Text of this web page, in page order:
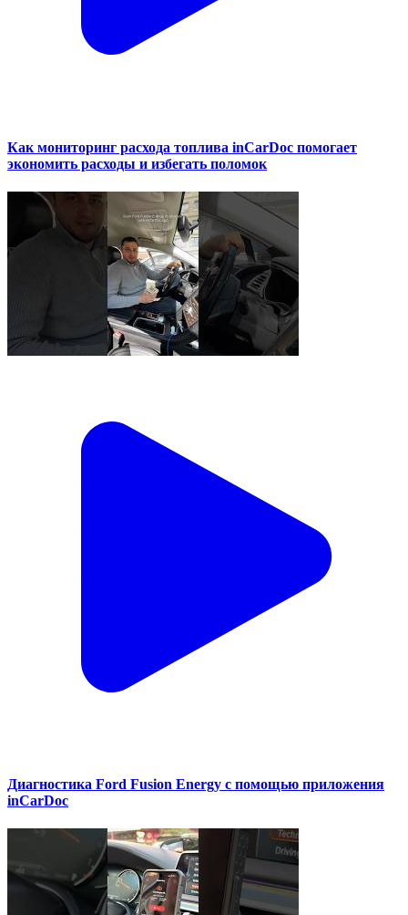
Как мониторинг расхода топлива inCarDoc помогает
экономить расходы и избегать поломок
Диагностика Ford Fusion Energy с помощью приложения
inCarDoc